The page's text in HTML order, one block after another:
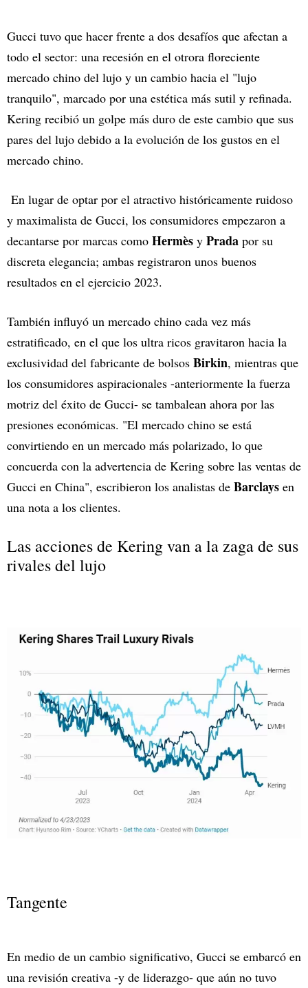
Gucci tuvo que hacer frente a dos desafíos que afectan a
todo el sector: una recesión en el otrora floreciente
mercado chino del lujo y un cambio hacia el "lujo
tranquilo", marcado por una estética más sutil y refinada.
Kering recibió un golpe más duro de este cambio que sus
pares del lujo debido a la evolución de los gustos en el
mercado chino.
En lugar de optar por el atractivo históricamente ruidoso
y maximalista de Gucci, los consumidores empezaron a
decantarse por marcas como Hermès y Prada por su
discreta elegancia; ambas registraron unos buenos
resultados en el ejercicio 2023.
También influyó un mercado chino cada vez más
estratificado, en el que los ultra ricos gravitaron hacia la
exclusividad del fabricante de bolsos Birkin, mientras que
los consumidores aspiracionales -anteriormente la fuerza
motriz del éxito de Gucci- se tambalean ahora por las
presiones económicas. "El mercado chino se está
convirtiendo en un mercado más polarizado, lo que
concuerda con la advertencia de Kering sobre las ventas de
Gucci en China", escribieron los analistas de Barclays en
una nota a los clientes.
Las acciones de Kering van a la zaga de sus
rivales del lujo
Tangente
En medio de un cambio significativo, Gucci se embarcó en
una revisión creativa -y de liderazgo- que aún no tuvo